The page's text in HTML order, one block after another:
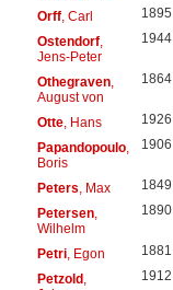
Orff, Carl 1895
Ostendorf,
Jens-Peter
1944
Othegraven,
August von
1864
Otte, Hans 1926
Papandopoulo,
Boris
1906
Peters , Max 1849
Petersen,
Wilhelm
1890
Petri, Egon 1881
Petzold,
1912